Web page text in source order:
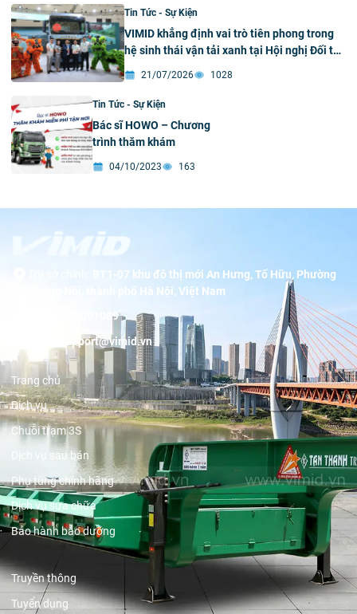
Sinotruk
Tin Tức - Sự Kiện
VIMID khẳng định vai trò tiên phong trong
hệ sinh thái vận tải xanh tại Hội nghị Đối tác
Xanh – Thông minh 2026
21/07/2026 1028
Tin Tức - Sự Kiện
Bác sĩ HOWO – Chương
trình thăm khám
04/10/2023 163
BT1-07 khu đô thị mới An Hưng, Tố Hữu, Phường
Dương Nội, thành phố Hà Nội, Việt Nam
19001089
support@vimid.vn
Trang chủ
Dịch vụ
Chuỗi trạm 3S
Dịch vụ sau bán
Phụ tùng chính hãng
Dịch vụ sửa chữa
Bảo hành bảo dưỡng
Truyền thông
Tuyển dụng